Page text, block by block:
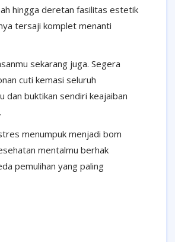
hingga deretan fasilitas estetik
tersaji komplet menanti
sekarang juga. Segera
cuti kemasi seluruh
dan buktikan sendiri keajaiban
menumpuk menjadi bom
mentalmu berhak
pemulihan yang paling